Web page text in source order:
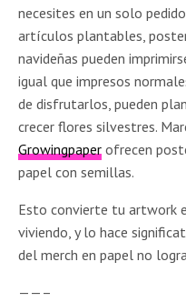
necesites en un solo
artículos plantables,
navideñas pueden
igual que impresos
de disfrutarlos, pueden
crecer flores silvestres.
Growingpaper ofrecen
papel con semillas.
Esto convierte tu artwork
viviendo, y lo hace
del merch en papel no
——–